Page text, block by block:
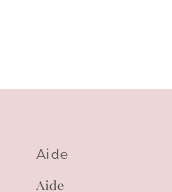
Aide
Aide